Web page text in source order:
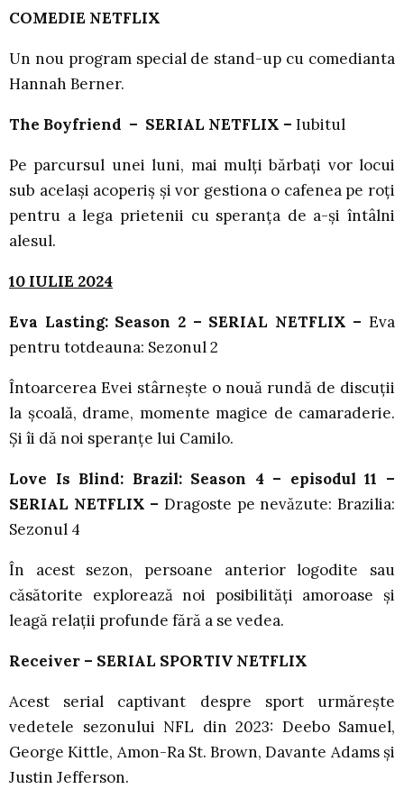
COMEDIE NETFLIX
Un nou program special de stand-up cu comedianta
Hannah Berner.
The Boyfriend – SERIAL NETFLIX – Iubitul
Pe parcursul unei luni, mai mulți bărbați vor locui
sub același acoperiș și vor gestiona o cafenea pe roți
pentru a lega prietenii cu speranța de a-și întâlni
alesul.
10 IULIE 2024
Eva Lasting: Season 2 – SERIAL NETFLIX – Eva
pentru totdeauna: Sezonul 2
Întoarcerea Evei stârnește o nouă rundă de discuții
la școală, drame, momente magice de camaraderie.
Și îi dă noi speranțe lui Camilo.
Love Is Blind: Brazil: Season 4 – episodul 11 –
SERIAL NETFLIX – Dragoste pe nevăzute: Brazilia:
Sezonul 4
În acest sezon, persoane anterior logodite sau
căsătorite explorează noi posibilități amoroase și
leagă relații profunde fără a se vedea.
Receiver – SERIAL SPORTIV NETFLIX
Acest serial captivant despre sport urmărește
vedetele sezonului NFL din 2023: Deebo Samuel,
George Kittle, Amon-Ra St. Brown, Davante Adams și
Justin Jefferson.